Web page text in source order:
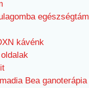
kávénk
Bea